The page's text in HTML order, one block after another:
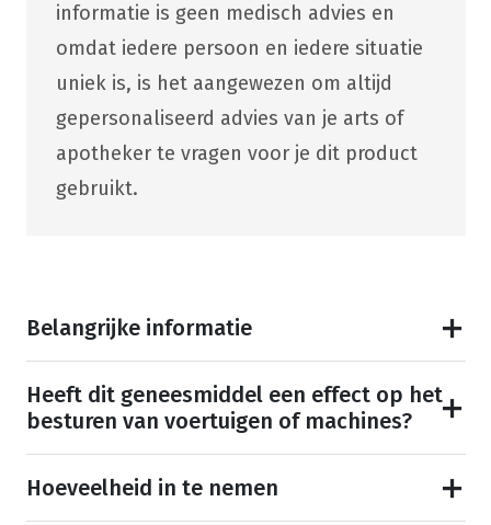
informatie is geen medisch advies en
omdat iedere persoon en iedere situatie
uniek is, is het aangewezen om altijd
gepersonaliseerd advies van je arts of
apotheker te vragen voor je dit product
gebruikt.
Belangrijke informatie
Heeft dit geneesmiddel een effect op het
besturen van voertuigen of machines?
Hoeveelheid in te nemen